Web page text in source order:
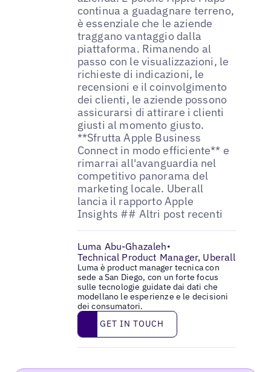
Luma Abu-Ghazaleh•
Technical Product Manager, Uberall
Luma è product manager tecnica con
sede a San Diego, con un forte focus
sulle tecnologie guidate dai dati che
modellano le esperienze e le decisioni
dei consumatori.
Get in touch
GET IN TOUCH